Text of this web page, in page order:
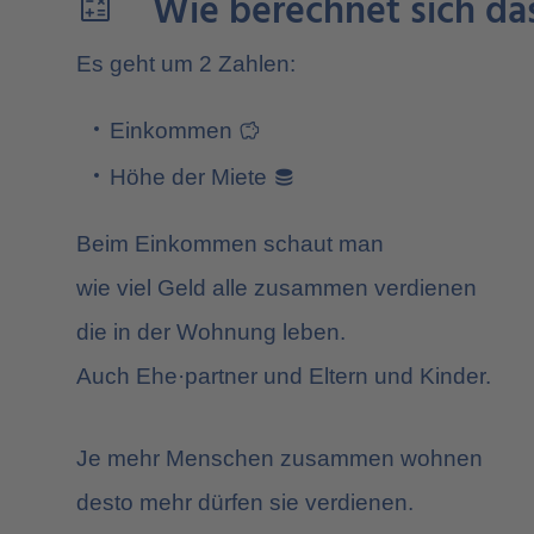
Wie berechnet sich
Es geht um 2 Zahlen:
Einkommen savings
Höhe der Miete database
Beim Einkommen schaut man
wie viel Geld alle zusammen verdienen
die in der Wohnung leben.
Auch Ehe·partner und Eltern und Kinder.
Je mehr Menschen zusammen wohnen
desto mehr dürfen sie verdienen.